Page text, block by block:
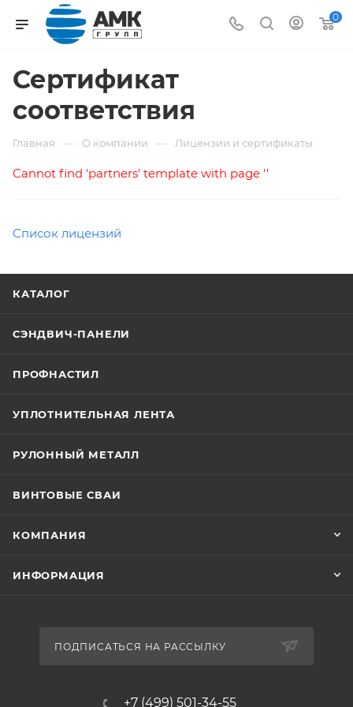
0
Сертификат
соответствия
Главная — О компании — Лицензии и сертификаты
Cannot find 'partners' template with page ''
Список лицензий
КАТАЛОГ
СЭНДВИЧ-ПАНЕЛИ
ПРОФНАСТИЛ
УПЛОТНИТЕЛЬНАЯ ЛЕНТА
РУЛОННЫЙ МЕТАЛЛ
ВИНТОВЫЕ СВАИ
КОМПАНИЯ
ИНФОРМАЦИЯ
ПОДПИСАТЬСЯ НА РАССЫЛКУ
+7 (499) 501-34-55